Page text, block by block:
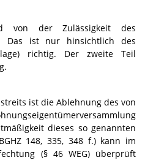
von der Zulässigkeit des
Das ist nur hinsichtlich des
richtig. Der zweite Teil
ist die Ablehnung des von
dieses so genannten
148, 335, 348 f.) kann im
(§ 46 WEG) überprüft